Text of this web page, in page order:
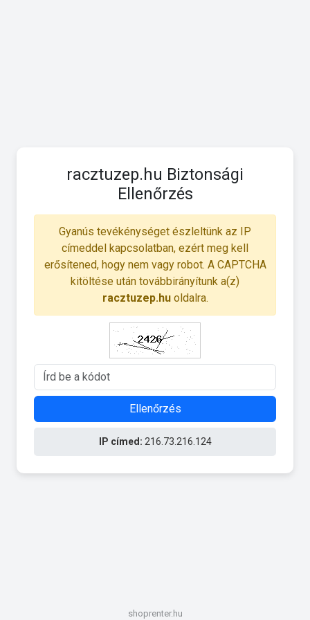
racztuzep.hu Biztonsági
Ellenőrzés
Gyanús tevékénységet észleltünk az IP
címeddel kapcsolatban, ezért meg kell
erősítened, hogy nem vagy robot. A CAPTCHA
kitöltése után továbbirányítunk a(z)
racztuzep.huoldalra.
Ellenőrzés
IP címed: 216.73.216.124
shoprenter.hu